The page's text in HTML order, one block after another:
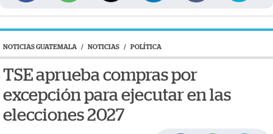
NOTICIAS GUATEMALA / NOTICIAS / POLÍTICA
TSE aprueba compras por
excepción para ejecutar en las
elecciones 2027